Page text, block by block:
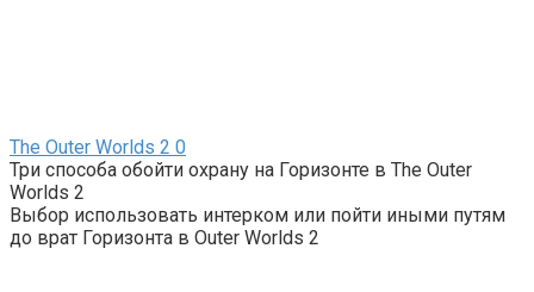
The Outer Worlds 2 0
Три способа обойти охрану на Горизонте в The Outer
Worlds 2
Выбор использовать интерком или пойти иными путям
до врат Горизонта в Outer Worlds 2